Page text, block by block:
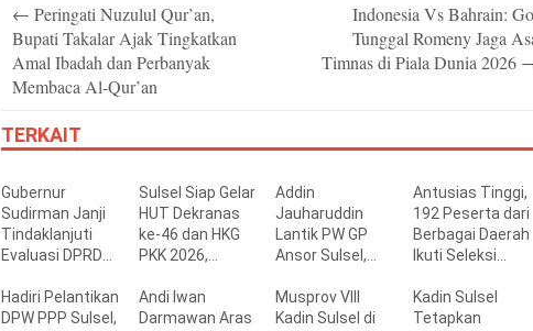
navigation
← Peringati Nuzulul Qur’an,
Bupati Takalar Ajak Tingkatkan
Amal Ibadah dan Perbanyak
Membaca Al-Qur’an
Indonesia Vs Bahrain:
Tunggal Romeny Jaga
Timnas di Piala Dunia 2026
TERKAIT
Gubernur
Sudirman Janji
Tindaklanjuti
Evaluasi DPRD
OPD
Sulsel Siap Gelar
HUT Dekranas
ke-46 dan HKG
PKK 2026,
Promosi Wastra-
Kriya hingga
Addin
Jauharuddin
Lantik PW GP
Ansor Sulsel,
Kompeten,
Kreatif, dan Siap
Antusias Tinggi,
192 Peserta dari
Berbagai Daerah
Ikuti Seleksi
Sekolah
Penerbang
Hadiri Pelantikan
DPW PPP Sulsel,
Andi Iwan
Darmawan Aras
Musprov VIII
Kadin Sulsel di
Kadin Sulsel
Tetapkan